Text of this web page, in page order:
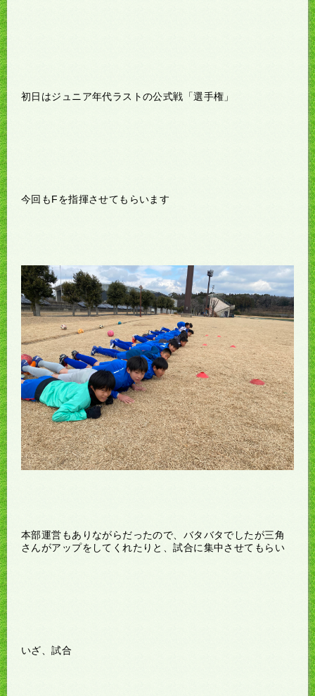
初日はジュニア年代ラストの公式戦「選手権」
今回もFを指揮させてもらいます
本部運営もありながらだったので、バタバタでしたが三角
さんがアップをしてくれたりと、試合に集中させてもらい
いざ、試合